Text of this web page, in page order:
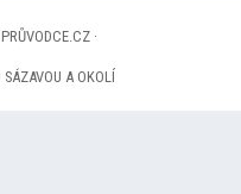
·
A OKOLÍ